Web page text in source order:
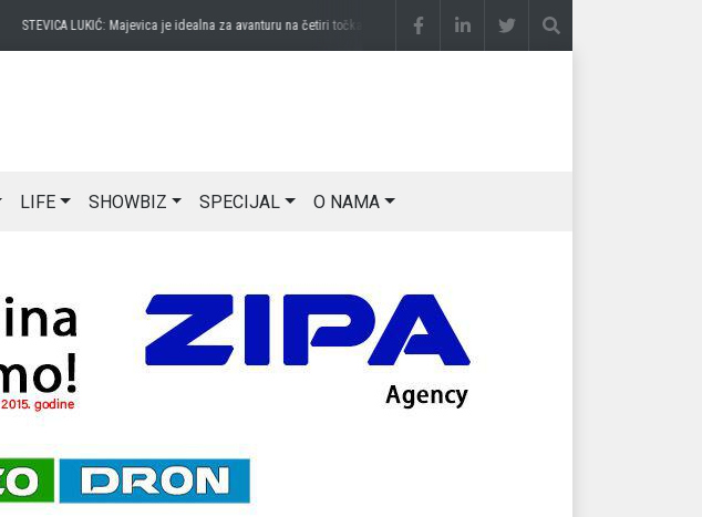
STEVICA LUKIĆ: Majevica je idealna za avanturu na četiri točkaprije 3 sedmice DRAGAN OSTOJIĆ: Moj karakter je
LIFE SHOWBIZ SPECIJAL O NAMA